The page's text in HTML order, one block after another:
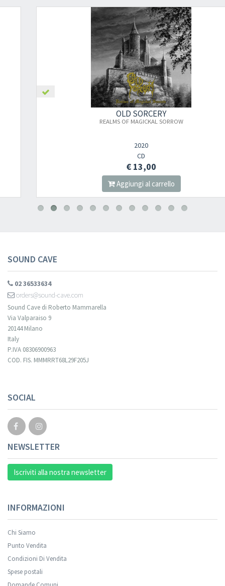
OLD SORCERY
REALMS OF MAGICKAL SORROW
€ 13,00
Aggiungi al carrello
SOUND CAVE
02 36533634
orders@sound-cave.com
Sound Cave di Roberto Mammarella
Via Valparaiso 9
20144 Milano
Italy
P.IVA 08306900963
COD. FIS. MMMRRT68L29F205J
SOCIAL
NEWSLETTER
Iscriviti alla nostra newsletter
INFORMAZIONI
Chi Siamo
Punto Vendita
Condizioni Di Vendita
Spese postali
Sound Caveper essere sempre informato
delle novità, degli ultimi arrivi in negozio e delle promozioni attive!
Your registration was successful.